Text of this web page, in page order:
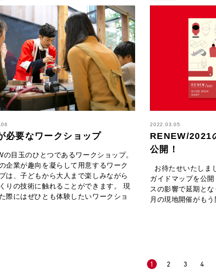
必要なワークショップ
の目玉のひとつであるワークショップ。
企業が趣向を凝らして用意するワーク
は、子どもから大人まで楽しみながら
りの技術に触れることができます。 現
際にはぜひとも体験したいワークショ
2022.03.05
RENEW/2021
公開！
お待たせいたしま
ガイドマップを公
スの影響で延期と
月の現地開催がも
1 2 3 4